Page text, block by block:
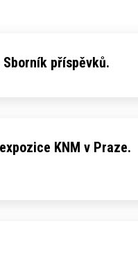
příspěvků.
KNM v Praze.